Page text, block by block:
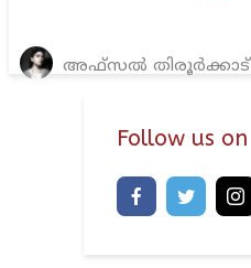
അഫ്സൽ തിരൂർക്കാട്
Follow us on